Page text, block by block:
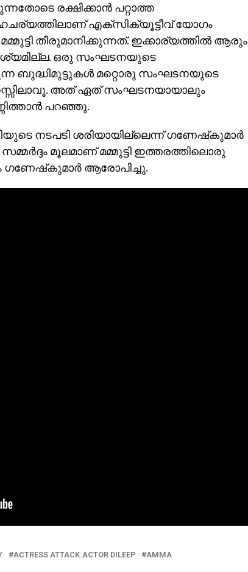
രക്ഷിക്കാന്‍ പറ്റാത്ത
എക്‌സിക്യൂട്ടീവ് യോഗം
തീരുമാനിക്കുന്നത്. ഇക്കാര്യത്തില്‍ ആരും
ഒരു സംഘടനയുടെ
ബുദ്ധിമുട്ടുകള്‍ മറ്റൊരു സംഘടനയുടെ
അത് ഏത് സംഘടനയായാലും
പറഞ്ഞു.
നടപടി ശരിയായില്ലെന്ന് ഗണേഷ്‌കുമാര്‍
മൂലമാണ് മമ്മുട്ടി ഇത്തരത്തിലൊരു
ഗണേഷ്‌കുമാര്‍ ആരോപിച്ചു.
ACTRESS ATTACK.ACTOR DILEEP
AMMA